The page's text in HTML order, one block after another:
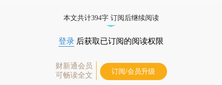
本文共计394字 订阅后继续阅读
登录 后获取已订阅的阅读权限
财新通会员
可畅读全文
订阅/会员升级